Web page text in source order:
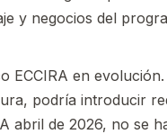
y negocios del
ECCIRA en
podría introducir
abril de 2026, no se